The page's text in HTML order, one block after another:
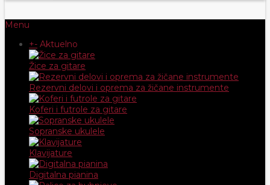
Menu
+- Aktuelno
Žice za gitare
Rezervni delovi i oprema za žičane instrumente
Koferi i futrole za gitare
Sopranske ukulele
Klavijature
Digitalna pianina